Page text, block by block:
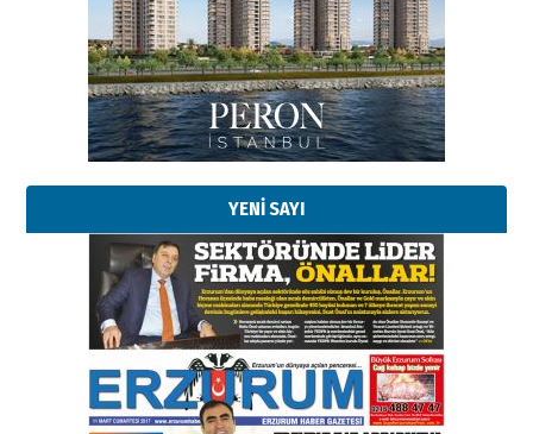
YENİ SAYI
Başkan Sekmen’den Erzurum’a
bir vizyon proje daha!
02 Ağustos 2026 Pazar
Kadir SABUNCUOĞLU
Erzurumspor’un köşe taşları
29 Haziran 2026 Pazartesi
Kenan GÜLERCİ
Murat Şahsuvaroğlu ERKON’da
çıtayı yukarı taşırken,
yönetimdekiler aşağı
çekmemeli!
17 Şubat 2026 SalıOrhan BOZKURT
Bir fotoğraf, bir şehir, bir
gazeteci… Dizginler kimin
elinde?
31 Mart 2026 Salı